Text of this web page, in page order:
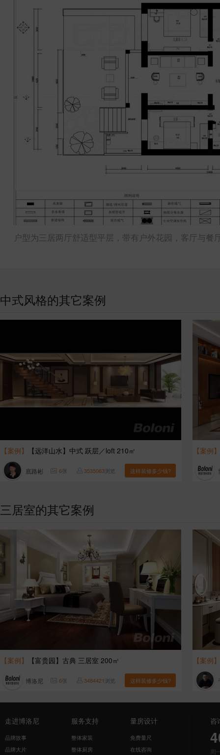
户型为三居两厅舒适型平层，带有户外花园，客厅与
中式风格的其它案例
【案例】 【远洋山水】中式 跃层／loft 210㎡
底路彬 6张 3535063浏览 这样装修多少钱?
【案例】
三居室的其它案例
【案例】 【富贵园】古典 三居室 200㎡
博洛尼 6张 3484421浏览 这样装修多少钱?
【案例】
走进博洛尼
品牌故事
品牌大片
服务支持
整体家装
整体厨房
量房设计
免费量尺
在线咨询
咨
周